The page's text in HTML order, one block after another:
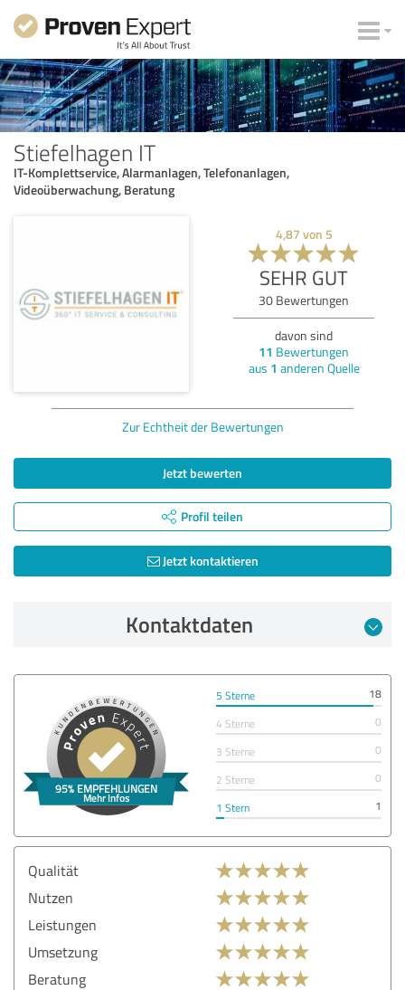
Stiefelhagen IT
IT-Komplettservice, Alarmanlagen, Telefonanlagen,
Videoüberwachung, Beratung
4,87 von 5
SEHR GUT
30 Bewertungen
davon sind
11 Bewertungen
aus 1 anderen Quelle
Zur Echtheit der Bewertungen
Jetzt bewerten
Profil teilen
Jetzt kontaktieren
Kontaktdaten
5 Sterne
18
4 Sterne
0
3 Sterne
0
2 Sterne
0
1 Stern
1
Qualität
Nutzen
Leistungen
Umsetzung
Beratung